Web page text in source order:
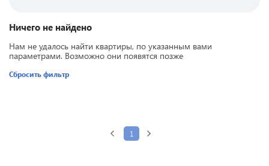
Ничего не найдено
Нам не удалось найти квартиры, по указанным вами
параметрами. Возможно они появятся позже
Сбросить фильтр
1